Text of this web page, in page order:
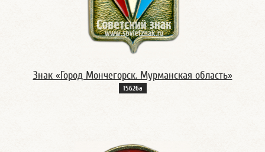
Знак «Город Мончегорск. Мурманская область»
15626а